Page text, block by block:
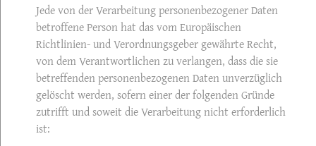
Jede von der Verarbeitung personenbezogener Daten
betroffene Person hat das vom Europäischen
Richtlinien- und Verordnungsgeber gewährte Recht,
von dem Verantwortlichen zu verlangen, dass die sie
betreffenden personenbezogenen Daten unverzüglich
gelöscht werden, sofern einer der folgenden Gründe
zutrifft und soweit die Verarbeitung nicht erforderlich
ist: